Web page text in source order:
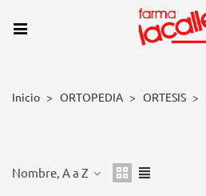
Inicio > ORTOPEDIA > ORTESIS >
MUSLO
Nombre, A a Z